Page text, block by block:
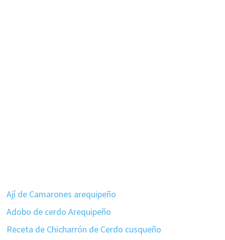
Ají de Camarones arequipeño
Adobo de cerdo Arequipeño
Receta de Chicharrón de Cerdo cusqueño